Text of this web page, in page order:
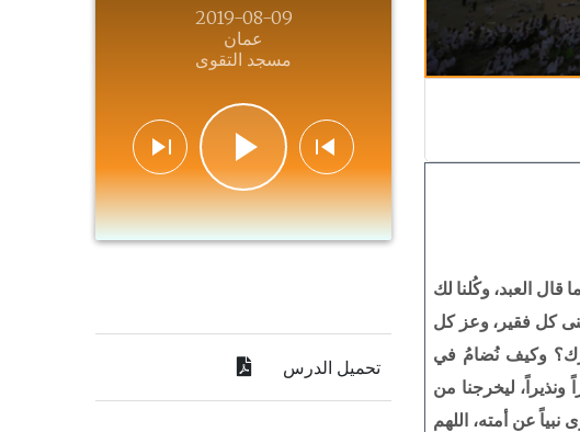
العبد، وكُلنا لك
غنى كل فقير، وعز كل
وكيف نُضامُ في
ليخرجنا من
عن أمته، اللهم
2019-08-09
عمان
مسجد التقوى
تحميل الدرس